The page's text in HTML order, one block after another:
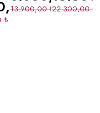
₺
₺
13.900,00₺22.300,00₺